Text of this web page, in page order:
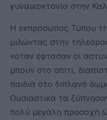
γυναικοκτονία στην
Η εκπρόσωπος Τύπου
μιλώντας στην
«όταν έφτασαν οι
μπουν στο σπίτι,
παιδιά στο διπλανό
Ουσιαστικά τα
πολύ μεγάλη προσοχή